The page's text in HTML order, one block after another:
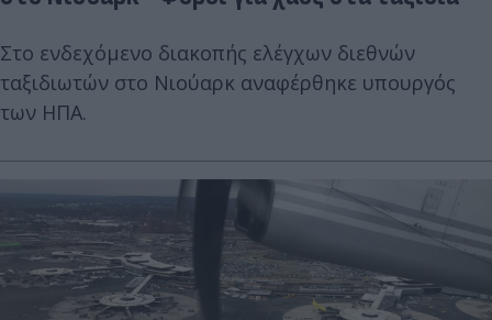
Στο ενδεχόμενο διακοπής ελέγχων διεθνών
ταξιδιωτών στο Νιούαρκ αναφέρθηκε υπουργός
των ΗΠΑ.